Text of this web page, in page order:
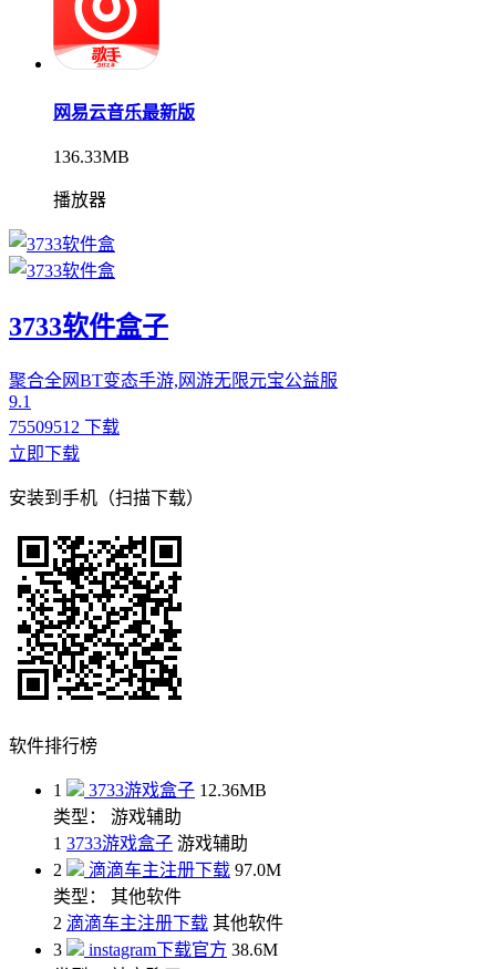
网易云音乐最新版
136.33MB
播放器
3733软件盒子
聚合全网BT变态手游,网游无限元宝公益服
9.1
75509512 下载
立即下载
安装到手机（扫描下载）
软件排行榜
1 3733游戏盒子 12.36MB
类型： 游戏辅助
1 3733游戏盒子 游戏辅助
2
滴滴车主注册下载 97.0M
类型： 其他软件
2 滴滴车主注册下载 其他软件
3
instagram下载官方 38.6M